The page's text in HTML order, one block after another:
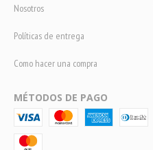
Nosotros
Políticas de entrega
Como hacer una compra
MÉTODOS DE PAGO